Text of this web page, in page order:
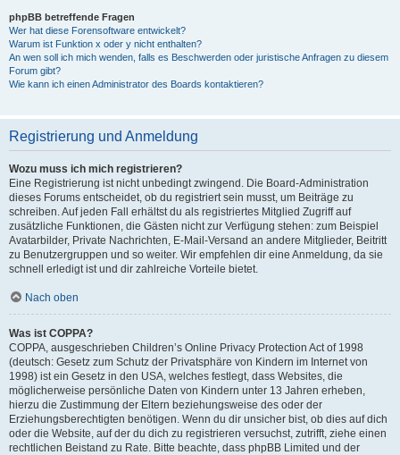
phpBB betreffende Fragen
Wer hat diese Forensoftware entwickelt?
Warum ist Funktion x oder y nicht enthalten?
An wen soll ich mich wenden, falls es Beschwerden oder juristische Anfragen zu diesem
Forum gibt?
Wie kann ich einen Administrator des Boards kontaktieren?
Registrierung und Anmeldung
Wozu muss ich mich registrieren?
Eine Registrierung ist nicht unbedingt zwingend. Die Board-Administration
dieses Forums entscheidet, ob du registriert sein musst, um Beiträge zu
schreiben. Auf jeden Fall erhältst du als registriertes Mitglied Zugriff auf
zusätzliche Funktionen, die Gästen nicht zur Verfügung stehen: zum Beispiel
Avatarbilder, Private Nachrichten, E-Mail-Versand an andere Mitglieder, Beitritt
zu Benutzergruppen und so weiter. Wir empfehlen dir eine Anmeldung, da sie
schnell erledigt ist und dir zahlreiche Vorteile bietet.
Nach oben
Was ist COPPA?
COPPA, ausgeschrieben Children’s Online Privacy Protection Act of 1998
(deutsch: Gesetz zum Schutz der Privatsphäre von Kindern im Internet von
1998) ist ein Gesetz in den USA, welches festlegt, dass Websites, die
möglicherweise persönliche Daten von Kindern unter 13 Jahren erheben,
hierzu die Zustimmung der Eltern beziehungsweise des oder der
Erziehungsberechtigten benötigen. Wenn du dir unsicher bist, ob dies auf dich
oder die Website, auf der du dich zu registrieren versuchst, zutrifft, ziehe einen
rechtlichen Beistand zu Rate. Bitte beachte, dass phpBB Limited und der